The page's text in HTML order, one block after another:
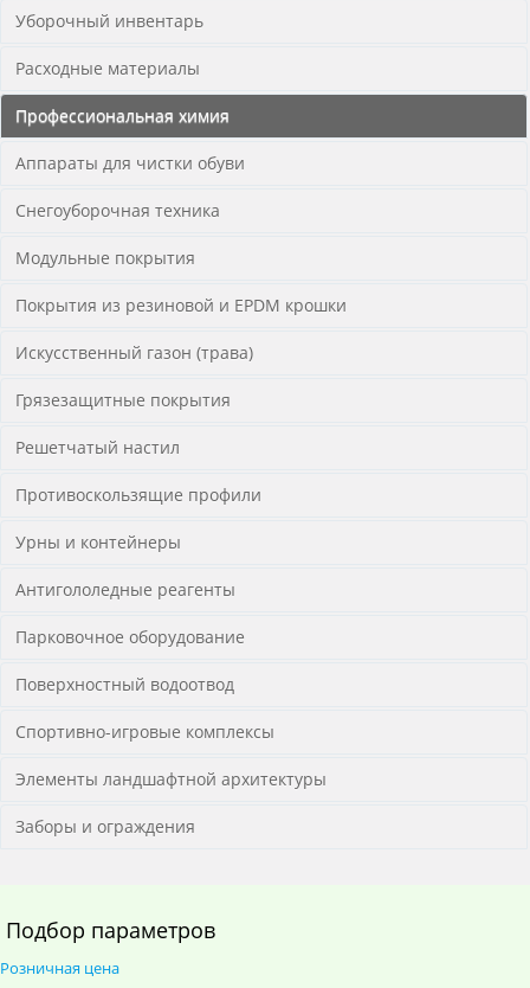
Уборочный инвентарь
Расходные материалы
Профессиональная химия
Аппараты для чистки обуви
Снегоуборочная техника
Модульные покрытия
Покрытия из резиновой и EPDM крошки
Искусственный газон (трава)
Грязезащитные покрытия
Решетчатый настил
Противоскользящие профили
Урны и контейнеры
Антигололедные реагенты
Парковочное оборудование
Поверхностный водоотвод
Спортивно-игровые комплексы
Элементы ландшафтной архитектуры
Заборы и ограждения
Подбор параметров
Розничная цена